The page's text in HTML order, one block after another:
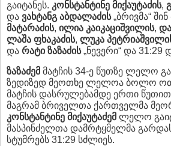
გაიტანეს. კონსტანტინე მიქაუტაძის,
და ვახტანგ აბდალაძის„ბრივმა“
მატარაძის, ილია კაიკაციშვილის,
ლაშა ფხაკაძის, ლუკა
და რატი ზაზაძის„ნევერი“ და 31:29
ზაზაძემ მატჩის 34-ე წუთზე ლელო
ზედიზედ მეოთხე ლელოა ბოლო ოთხ
მატჩის დასრულებამდე ერთი
მაგრამ ბრიველთა ქართველმა
კონსტანტინე მიქაუტაძემ ლელო
მასპინძელთა დამრტყმელმა
სტუმრებს 31:29 სძლიეს.